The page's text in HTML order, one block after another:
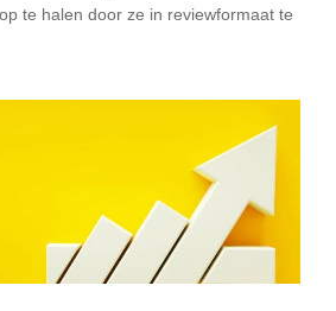
te halen door ze in reviewformaat te